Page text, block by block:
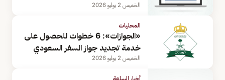
الخميس 2 يوليو 2026
المحليات
«الجوازات»: 6 خطوات للحصول على
خدمة تجديد جواز السفر السعودي
الخميس 2 يوليو 2026
أخبار الساعة